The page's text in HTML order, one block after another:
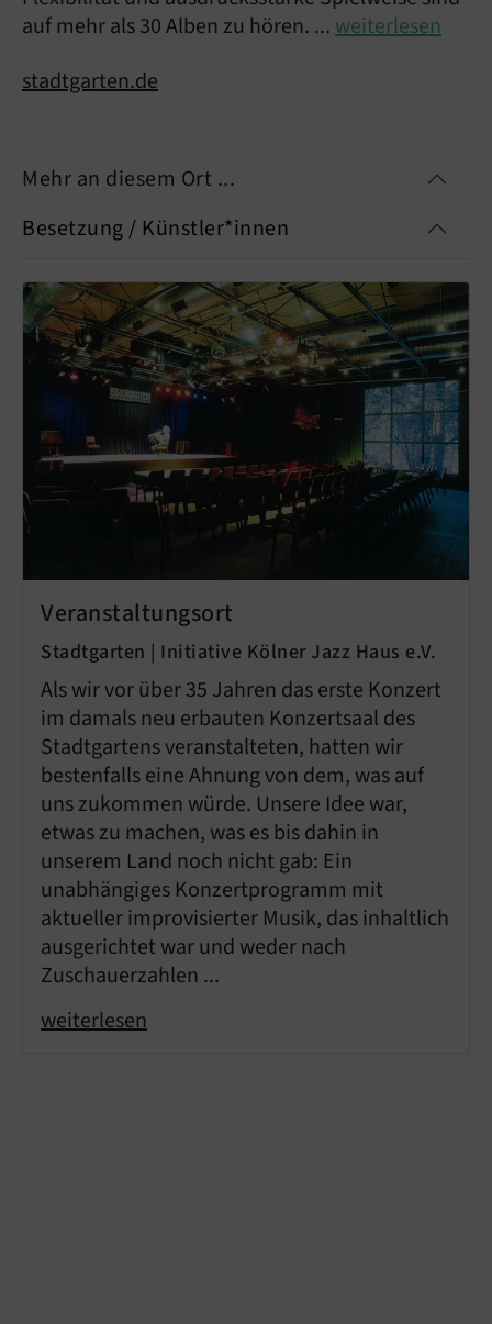
auf mehr als 30 Alben zu hören. ...weiterlesen
stadtgarten.de
Mehr an diesem Ort ...
Besetzung / Künstler*innen
Veranstaltungsort
Stadtgarten | Initiative Kölner Jazz Haus e.V.
Als wir vor über 35 Jahren das erste Konzert
im damals neu erbauten Konzertsaal des
Stadtgartens veranstalteten, hatten wir
bestenfalls eine Ahnung von dem, was auf
uns zukommen würde. Unsere Idee war,
etwas zu machen, was es bis dahin in
unserem Land noch nicht gab: Ein
unabhängiges Konzertprogramm mit
aktueller improvisierter Musik, das inhaltlich
ausgerichtet war und weder nach
Zuschauerzahlen ...
weiterlesen